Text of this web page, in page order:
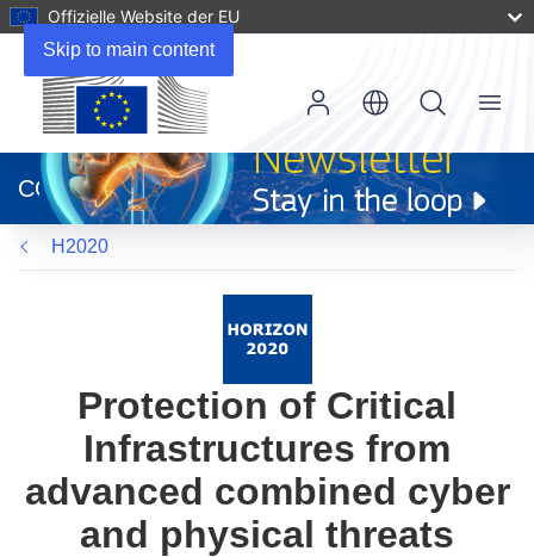
Skip to main content
Offizielle Website der EU
neuem
Fenster)
CORDIS
Menu
H2020
Protection of Critical
Infrastructures from
advanced combined cyber
and physical threats